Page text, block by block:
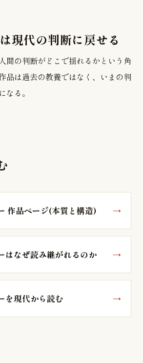
現代の判断に戻せる
間の判断がどこで揺れるかという角
品は過去の教養ではなく、いまの判
なる。
作品ページ(本質と構造)
はなぜ読み継がれるのか
を現代から読む